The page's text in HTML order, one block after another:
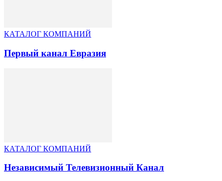
КАТАЛОГ КОМПАНИЙ
Первый канал Евразия
КАТАЛОГ КОМПАНИЙ
Независимый Телевизионный Канал